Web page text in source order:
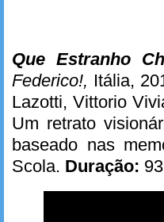
Que Estranho
Federico!, Itália,
Lazotti, Vittorio
Um retrato
baseado nas
Scola. Duração: